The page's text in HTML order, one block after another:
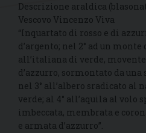
Descrizione araldica
Vescovo Vincenzo Viva
“Inquartato di rosso e di
d’argento; nel 2° ad un
all’italiana di verde,
d’azzurro, sormontato da
nel 3° all’albero sradicato al
verde; al 4° all’aquila al volo
imbeccata, membrata e
e armata d’azzurro”.